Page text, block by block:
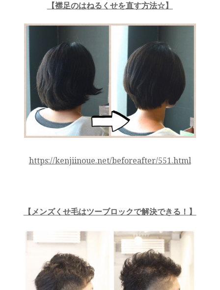
【襟足のはねるくせを直す方法☆】
https://kenjiinoue.net/beforeafter/551.html
【メンズくせ毛はツーブロックで解決できる！】